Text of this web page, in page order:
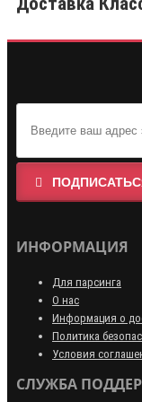
ИНФОРМАЦИЯ
Для парсинга
О нас
Информация о
Политика
Условия
СЛУЖБА